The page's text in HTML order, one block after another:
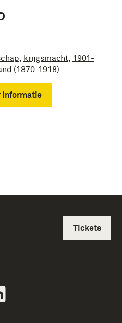
krijgsmacht
1901-
(1870-1918)
informatie
Tickets